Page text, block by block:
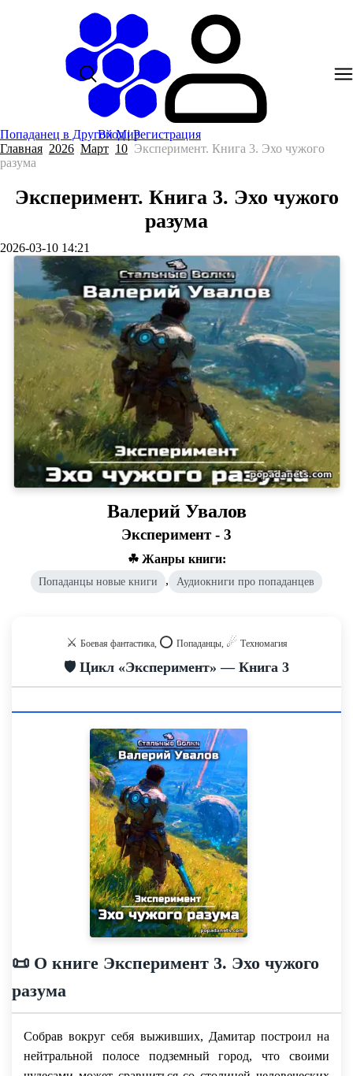
Попаданец в Другой Мир
Вход|Регистрация
Главная 2026 Март 10 Эксперимент. Книга 3. Эхо чужого
разума
Эксперимент. Книга 3. Эхо чужого
разума
2026-03-10 14:21
Валерий Увалов
Эксперимент - 3
☘ Жанры книги:
Попаданцы новые книги , Аудиокниги про попаданцев
⚔️ Боевая фантастика, ⭕️ Попаданцы, ☄ Техномагия
🛡️ Цикл «Эксперимент» — Книга 3
📜 О книге Эксперимент 3. Эхо чужого
разума
Собрав вокруг себя выживших, Дамитар построил на
нейтральной полосе подземный город, что своими